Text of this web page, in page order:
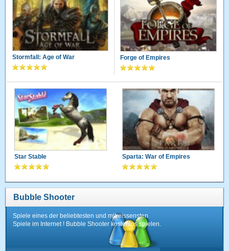
Stormfall: Age of War Forge of Empires
Star Stable Sparta: War of Empires
Bubble Shooter
Spiele eines der beliebtesten und mitreissensten
Spiele im Internet ! Bubble Shooter kostenlos spielen.